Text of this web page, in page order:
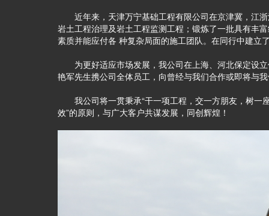
近年来，天津万宁基础工程有限公司在京津冀，江浙
岩土工程治理及岩土工程监测工程；锻炼了一批具有丰
素质并能应付各 种复杂局面的施工团队。在同行中建立
为更好适应市场发展，我公司在上海、河北保定设立
艳军先生携公司全体员工，向曾经与我们合作或即将与
我公司将一贯秉承“干一项工程，交一方朋友，树一
效”的原则，与广大客户共谋发展，同创辉煌！